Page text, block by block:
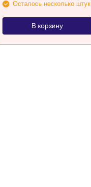
Осталось несколько штук
В корзину